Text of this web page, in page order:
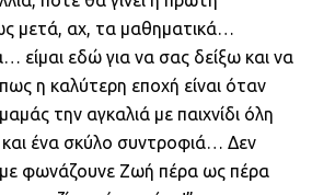
μετά, αχ, τα μαθηματικά…
είμαι εδώ για να σας δείξω και να
η καλύτερη εποχή είναι όταν
την αγκαλιά με παιχνίδι όλη
ένα σκύλο συντροφιά… Δεν
φωνάζουνε Ζωή πέρα ως πέρα